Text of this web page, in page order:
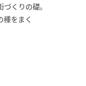
くりの礎。
をまく